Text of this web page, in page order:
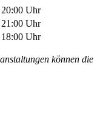
Uhr
Uhr
Uhr
können die